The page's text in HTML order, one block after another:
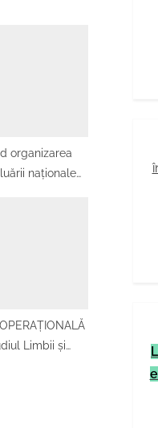
organizarea
naţionale
Limbii și